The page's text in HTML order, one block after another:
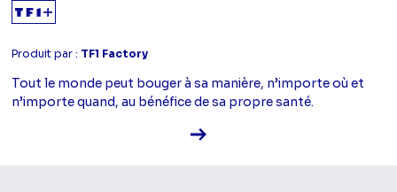
Produit par : TF1 Factory
Tout le monde peut bouger à sa manière, n’importe où et
n’importe quand, au bénéfice de sa propre santé.
Voir la fiche diffusion